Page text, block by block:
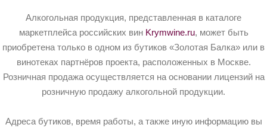
Алкогольная продукция, представленная в каталоге
маркетплейса российских вин Krymwine.ru, может быть
приобретена только в одном из бутиков «Золотая Балка» или в
винотеках партнёров проекта, расположенных в Москве.
Розничная продажа осуществляется на основании лицензий на
розничную продажу алкогольной продукции.
Адреса бутиков, время работы, а также иную информацию вы